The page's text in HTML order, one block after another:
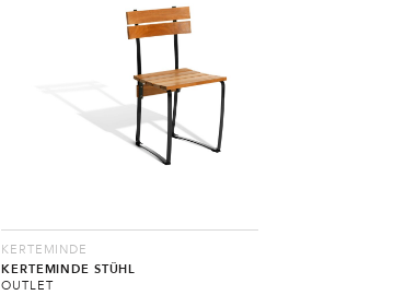
KERTEMINDE
KERTEMINDE STÜHL
OUTLET